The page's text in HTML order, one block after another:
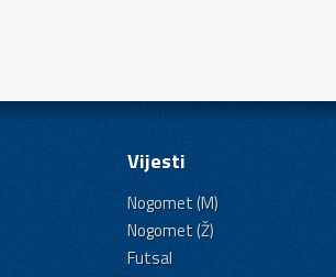
Vijesti
Nogomet (M)
Nogomet (Ž)
Futsal